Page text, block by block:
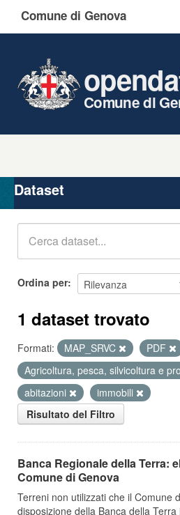
Comune di Genova
Comune di
Organizzazioni
Gruppi
Dataset
Ordina per
1 dataset trovato
Formati: MAP_SRVC PDF
Agricoltura, pesca, silvicoltura e
abitazioni
immobili
Risultato del Filtro
Banca Regionale della Terra:
Comune di Genova
Terreni non utilizzati che il Comune
disposizione della Banca della